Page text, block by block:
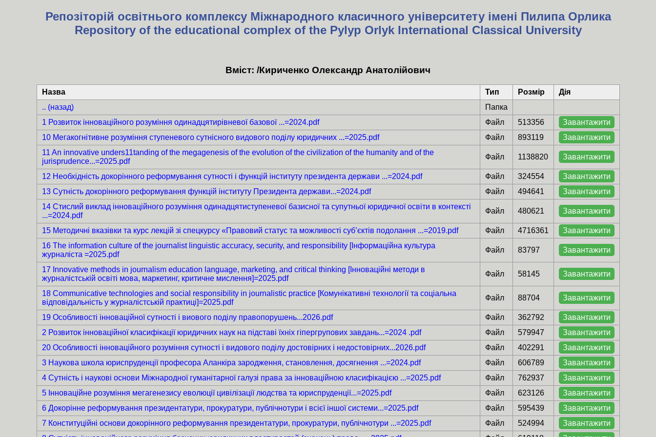
Репозіторій освітнього комплексу Міжнародного класичного університету імені Пилипа Орлика
Repository of the educational complex of the Pylyp Orlyk International Classical University
Вміст: /Кириченко Олександр Анатолійович
Назва Тип Розмір
Дія
.. (назад)
Папка
1 Розвиток інноваційного розуміння одинадцятирівневої базової ...=2024.pdf
Файл 513356
Завантажити
10 Мегакогнітивне розуміння ступеневого сутнісного видового поділу юридичних ...=2025.pdf
Файл 893119
Завантажити
11 An innovative unders11tanding of the megagenesis of the evolution of the civilization of the humanity and of the
jurisprudence...=2025.pdf
Файл 1138820 Завантажити
12 Необхідність докорінного реформування сутності і функцій інституту президента держави ...=2024.pdf Файл 324554
Завантажити
13 Сутність докорінного реформування функцій інституту Президента держави...=2024.pdf
Файл 494641
Завантажити
14 Стислий виклад інноваційного розуміння одинадцятиступеневої базисної та супутньої юридичної освіти в контексті
...=2024.pdf
Файл 480621 Завантажити
15 Методичні вказівки та курс лекцій зі спецкурсу «Правовий статус та можливості суб’єктів подолання ...=2019.pdf Файл 4716361
Завантажити
16 The information culture of the journalist linguistic accuracy, security, and responsibility [Інформаційна культура
журналіста =2025.pdf
Файл 83797 Завантажити
17 Innovative methods in journalism education language, marketing, and critical thinking [Інноваційні методи в
журналістській освіті мова, маркетинг, критичне мислення]=2025.pdf
Файл 58145 Завантажити
18 Communicative technologies and social responsibility in journalistic practice [Комунікативні технології та соціальна
відповідальність у журналістській практиці]=2025.pdf
Файл 88704 Завантажити
19 Особливості інноваційної сутності і виового поділу правопорушень...2026.pdf Файл 362792
Завантажити
2 Розвиток інноваційної класифікації юридичних наук на підставі їхніх гіпергрупових завдань...=2024 .pdf
Файл 579947
Завантажити
20 Особливості інноваційного розуміння сутності і видового поділу достовірних і недостовірних...2026.pdf
Файл 402291
Завантажити
3 Наукова школа юриспруденції професора Аланкіра зародження, становлення, досягнення ...=2024.pdf
Файл 606789
Завантажити
4 Сутність і наукові основи Міжнародної гуманітарної галузі права за інноваційною класифікацією ...=2025.pdf
Файл 762937
Завантажити
5 Інноваційне розуміння мегагенезису еволюції цивілізації людства та юриспруденції...=2025.pdf
Файл 623126
Завантажити
6 Докорінне реформування президентатури, прокуратури, публічнотури і всієї іншої системи...=2025.pdf
Файл 595439
Завантажити
7 Конституційні основи докорінного реформування президентатури, прокуратури, публічнотури ...=2025.pdf
Файл 524994
Завантажити